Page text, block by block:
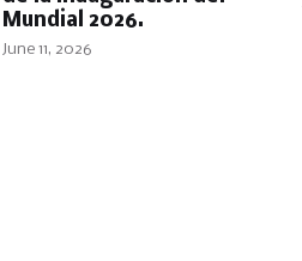
Mundial 2026.
June 11, 2026